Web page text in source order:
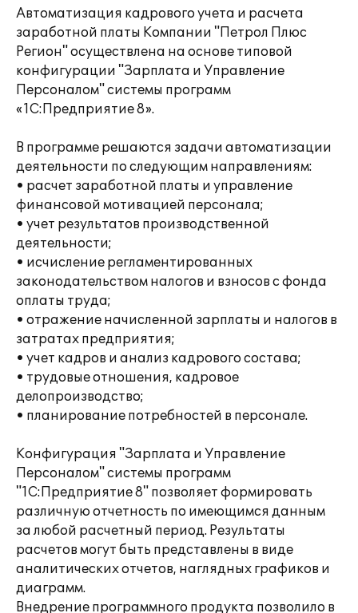
Автоматизация кадрового учета и расчета
заработной платы Компании "Пeтрол Плюс
Регион" осуществлена на основе типовой
конфигурации "Зарплата и Управление
Персоналом" системы программ
«1С:Предприятие 8».
В программе решаются задачи автоматизации
деятельности по следующим направлениям:
• расчет заработной платы и управление
финансовой мотивацией персонала;
• учет результатов производственной
деятельности;
• исчисление регламентированных
законодательством налогов и взносов с фонда
оплаты труда;
• отражение начисленной зарплаты и налогов в
затратах предприятия;
• учет кадров и анализ кадрового состава;
• трудовые отношения, кадровое
делопроизводство;
• планирование потребностей в персонале.
Конфигурация "Зарплата и Управление
Персоналом" системы программ
"1С:Предприятие 8" позволяет формировать
различную отчетность по имеющимся данным
за любой расчетный период. Результаты
расчетов могут быть представлены в виде
аналитических отчетов, наглядных графиков и
диаграмм.
Внедрение программного продукта позволило в